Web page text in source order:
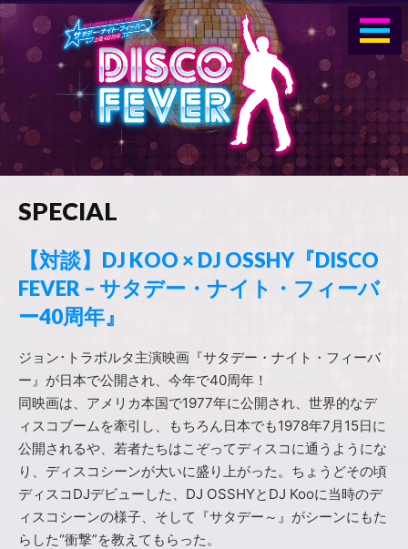
pen
SPECIAL
【対談】DJ KOO × DJ OSSHY『DISCO
FEVER – サタデー・ナイト・フィーバ
ー40周年』
ジョン･トラボルタ主演映画『サタデー・ナイト・フィーバ
ー』が日本で公開され、今年で40周年！
同映画は、アメリカ本国で1977年に公開され、世界的なデ
ィスコブームを牽引し、もちろん日本でも1978年7月15日に
公開されるや、若者たちはこぞってディスコに通うようにな
り、ディスコシーンが大いに盛り上がった。ちょうどその頃
ディスコDJデビューした、DJ OSSHYとDJ Kooに当時のデ
ィスコシーンの様子、そして『サタデー～』がシーンにもた
らした“衝撃”を教えてもらった。